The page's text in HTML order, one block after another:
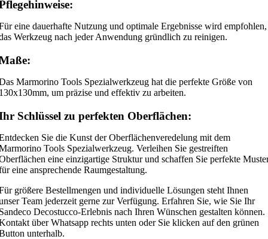
eine dauerhafte Nutzung und optimale Ergebnisse wird empfohlen,
Werkzeug nach jeder Anwendung gründlich zu reinigen.
Marmorino Tools Spezialwerkzeug hat die perfekte Größe von
um präzise und effektiv zu arbeiten.
Schlüssel zu perfekten Oberflächen:
Sie die Kunst der Oberflächenveredelung mit dem
Tools Spezialwerkzeug. Verleihen Sie gestreiften
eine einzigartige Struktur und schaffen Sie perfekte
eine ansprechende Raumgestaltung.
größere Bestellmengen und individuelle Lösungen steht Ihnen
Team jederzeit gerne zur Verfügung. Erfahren Sie, wie Sie Ihr
Decostucco-Erlebnis nach Ihren Wünschen gestalten können.
über Whatsapp rechts unten oder Sie klicken auf den grünen
unterhalb.